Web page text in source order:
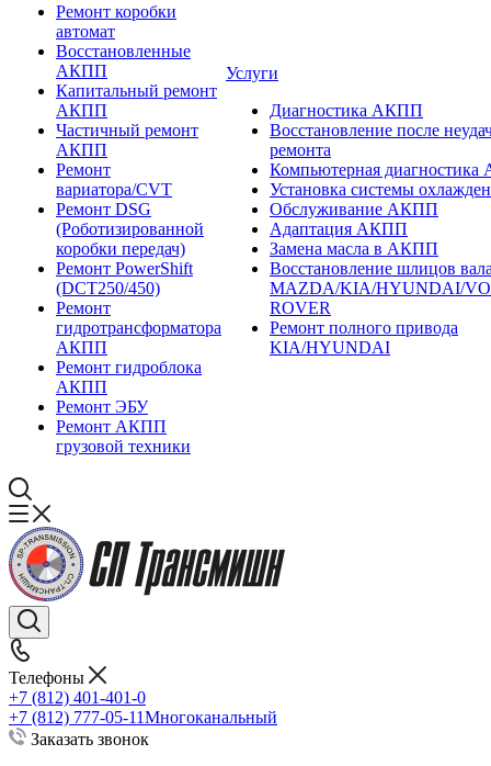
Ремонт коробки
автомат
Восстановленные
АКПП
Капитальный ремонт
АКПП
Частичный ремонт
АКПП
Ремонт
вариатора/CVT
Ремонт DSG
(Роботизированной
коробки передач)
Ремонт PowerShift
(DCT250/450)
Ремонт
гидротрансформатора
АКПП
Ремонт гидроблока
АКПП
Ремонт ЭБУ
Ремонт АКПП
грузовой техники
Услуги
Диагностика АКПП
Восстановление после
ремонта
Компьютерная
Установка системы
Обслуживание АКПП
Адаптация АКПП
Замена масла в АКПП
Восстановление шлицов
MAZDA/KIA/HYUNDAI/
ROVER
Ремонт полного привода
KIA/HYUNDAI
Телефоны
+7 (812) 401-401-0
+7 (812) 777-05-11Многоканальный
Заказать звонок